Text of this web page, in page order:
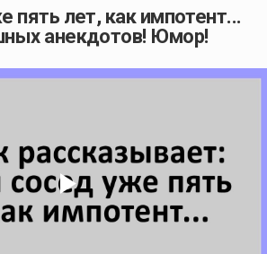
пять лет, как импотент...
анекдотов! Юмор!
Play